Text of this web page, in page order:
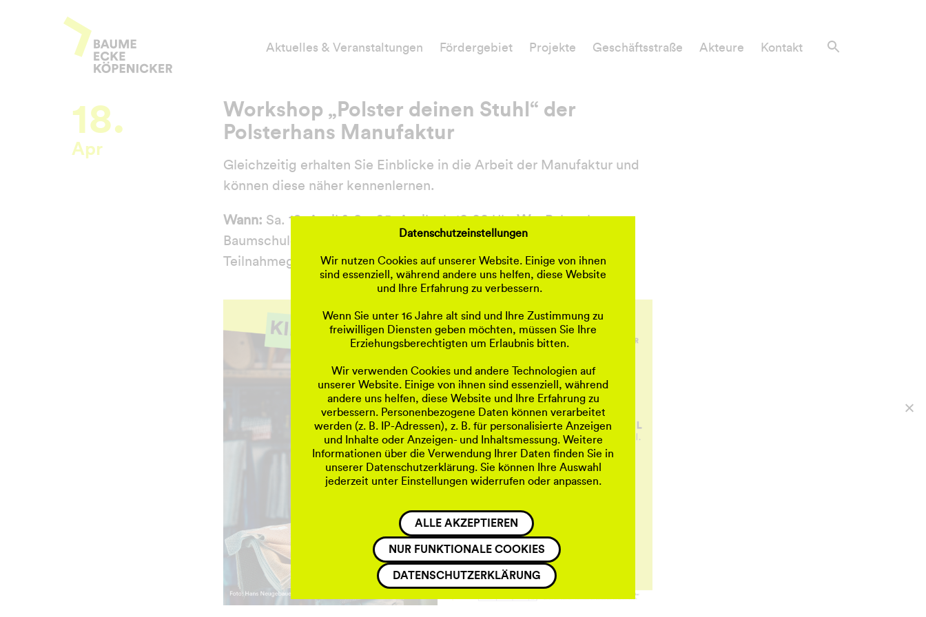
Aktuelles & Veranstaltungen
Fördergebiet Projekte Geschäftsstraße Akteure Kontakt
18.
Apr
Workshop „Polster deinen Stuhl“ der
Polsterhans Manufaktur
Gleichzeitig erhalten Sie Einblicke in die Arbeit der Manufaktur und
können diese näher kennenlernen.
Wann: Sa. 18. April & Sa. 25. April, ab 10:00 UhrWo:Polsterhans,
Baumschulenstraße 73 Anmeldung unter info@polsterhans.de,
Teilnahmegebühr von 70 Euro
Datenschutzeinstellungen
Wir nutzen Cookies auf unserer Website. Einige von ihnen
sind essenziell, während andere uns helfen, diese Website
und Ihre Erfahrung zu verbessern.
Wenn Sie unter 16 Jahre alt sind und Ihre Zustimmung zu
freiwilligen Diensten geben möchten, müssen Sie Ihre
Erziehungsberechtigten um Erlaubnis bitten.
Wir verwenden Cookies und andere Technologien auf
unserer Website. Einige von ihnen sind essenziell, während
andere uns helfen, diese Website und Ihre Erfahrung zu
verbessern. Personenbezogene Daten können verarbeitet
werden (z. B. IP-Adressen), z. B. für personalisierte Anzeigen
und Inhalte oder Anzeigen- und Inhaltsmessung. Weitere
Informationen über die Verwendung Ihrer Daten finden Sie in
unserer Datenschutzerklärung. Sie können Ihre Auswahl
jederzeit unter Einstellungen widerrufen oder anpassen.
ALLE AKZEPTIEREN
NUR FUNKTIONALE COOKIES
DATENSCHUTZERKLÄRUNG